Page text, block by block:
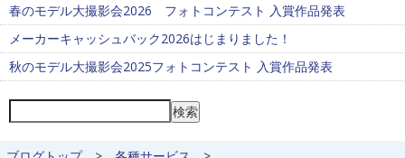
春のモデル大撮影会2026 フォトコンテスト 入賞作品発表
メーカーキャッシュバック2026はじまりました！
秋のモデル大撮影会2025フォトコンテスト 入賞作品発表
検索